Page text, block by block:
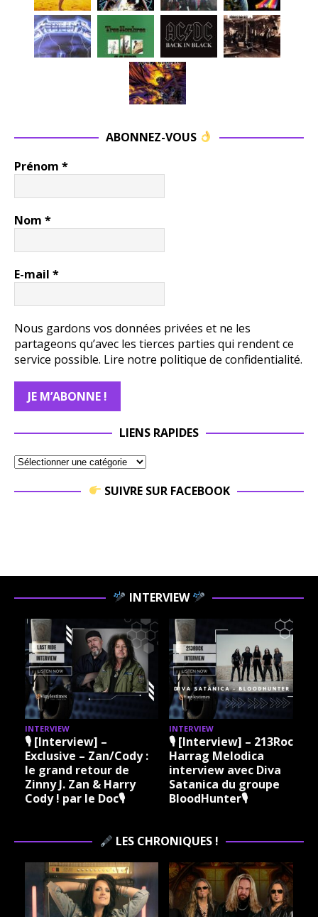
ABONNEZ-VOUS
Prénom *
Nom *
E-mail *
Nous gardons vos données privées et ne les
partageons qu’avec les tierces parties qui rendent ce
service possible. Lire notre politique de confidentialité.
LIENS RAPIDES
SUIVRE SUR FACEBOOK
INTERVIEW
INTERVIEW
🎙 [Interview] – 213Rock
Harrag Melodica &
Madama Rock – Sylvie
Grare 20 07 2026
Vinylestimes Classic
INTERVIEW
🎙 [Interview] –
Harrag Melodica Live
interview avec
Braun du groupe
Dynamite 🎙
LES CHRONIQUES !